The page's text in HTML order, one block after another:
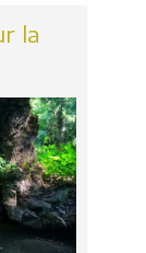
la